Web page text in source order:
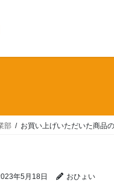
部 お買い上げいただいた商品
年5月18日 おひょい